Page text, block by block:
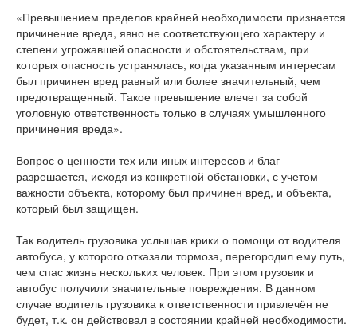
«Превышением пределов крайней необходимости признается
причинение вреда, явно не соответствующего характеру и
степени угрожавшей опасности и обстоятельствам, при
которых опасность устранялась, когда указанным интересам
был причинен вред равный или более значительный, чем
предотвращенный. Такое превышение влечет за собой
уголовную ответственность только в случаях умышленного
причинения вреда».
Вопрос о ценности тех или иных интересов и благ
разрешается, исходя из конкретной обстановки, с учетом
важности объекта, которому был причинен вред, и объекта,
который был защищен.
Так водитель грузовика услышав крики о помощи от водителя
автобуса, у которого отказали тормоза, перегородил ему путь,
чем спас жизнь нескольких человек. При этом грузовик и
автобус получили значительные повреждения. В данном
случае водитель грузовика к ответственности привлечён не
будет, т.к. он действовал в состоянии крайней необходимости.